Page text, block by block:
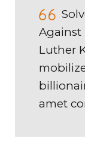
Against
Luther
amet